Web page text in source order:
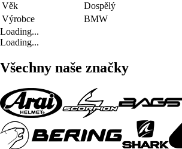
Věk
Dospělý
Výrobce
BMW
Loading...
Loading...
Všechny naše značky